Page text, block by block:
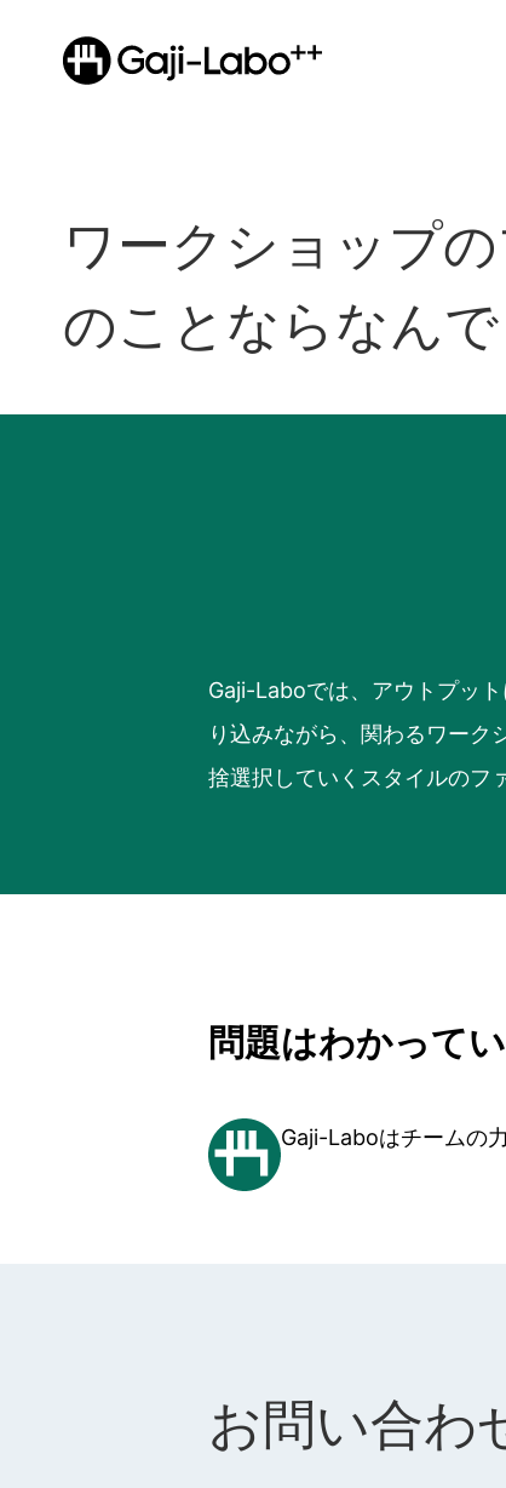
ワークショップ
のことならなん
Gaji-Laboでは、アウトプッ
り込みながら、関わるワーク
捨選択していくスタイルのフ
問題はわかって
Gaji-Laboはチームの
お問い合わ